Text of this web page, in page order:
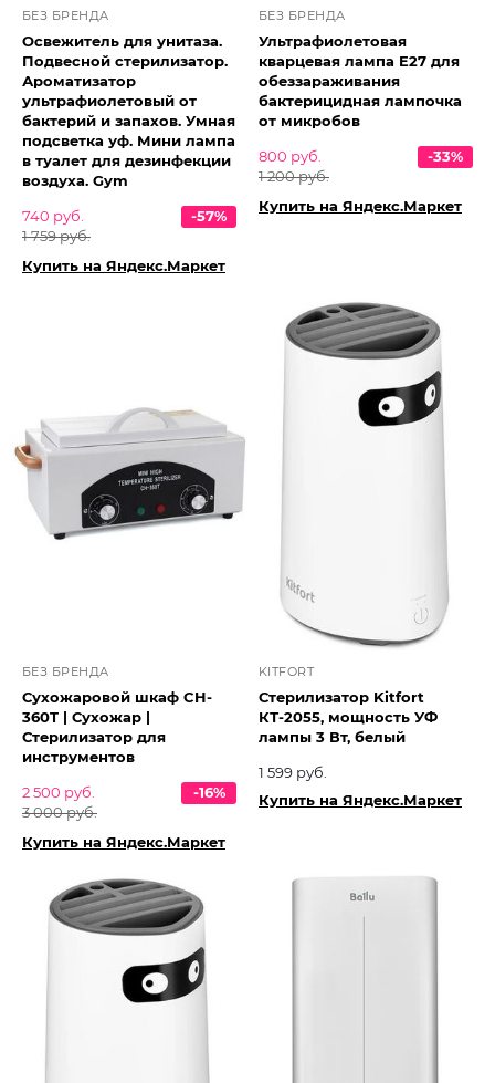
БЕЗ БРЕНДА
Освежитель для унитаза.
Подвесной стерилизатор.
Ароматизатор
ультрафиолетовый от
бактерий и запахов. Умная
подсветка уф. Мини лампа
в туалет для дезинфекции
воздуха. Gym
740 руб.
1 759 руб.
-57%
Купить на Яндекс.Маркет
БЕЗ БРЕНДА
Ультрафиолетовая
кварцевая лампа E27 для
обеззараживания
бактерицидная лампочка
от микробов
800 руб.
1 200 руб.
-33%
Купить на Яндекс.Маркет
БЕЗ БРЕНДА
Сухожаровой шкаф CH-
360T | Сухожар |
Стерилизатор для
инструментов
2 500 руб.
3 000 руб.
-16%
Купить на Яндекс.Маркет
KITFORT
Стерилизатор Kitfort
КТ-2055, мощность УФ
лампы 3 Вт, белый
1 599 руб.
Купить на Яндекс.Маркет